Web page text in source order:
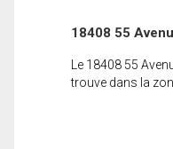
18408 55
Le 18408 55
trouve dans la